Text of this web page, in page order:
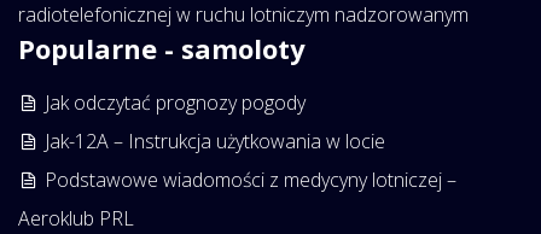
radiotelefonicznej w ruchu lotniczym nadzorowanym
Popularne - samoloty
Jak odczytać prognozy pogody
Jak-12A – Instrukcja użytkowania w locie
Podstawowe wiadomości z medycyny lotniczej –
Aeroklub PRL